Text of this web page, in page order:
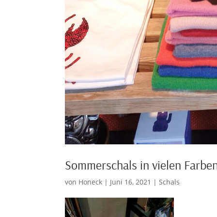
Sommerschals in vielen
von Honeck | Juni 16, 2021 | Schals